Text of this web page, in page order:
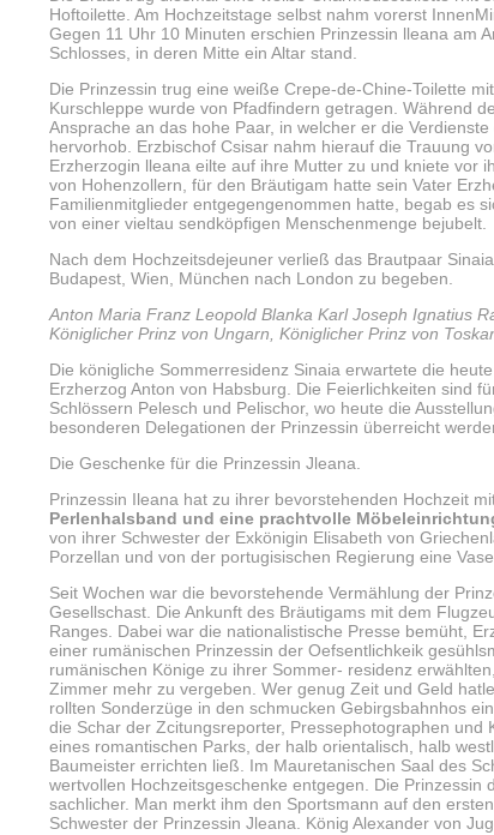
Hoftoilette. Am Hochzeitstage selbst nahm vorerst
Gegen 11 Uhr 10 Minuten erschien Prinzessin lleana am
Schlosses, in deren Mitte ein Altar stand.
Die Prinzessin trug eine weiße Crepe-de-Chine-Toilette
Kurschleppe wurde von Pfadfindern getragen. Während
Ansprache an das hohe Paar, in welcher er die
hervorhob. Erzbischof Csisar nahm hierauf die Trauung
Erzherzogin lleana eilte auf ihre Mutter zu und kniete vor
von Hohenzollern, für den Bräutigam hatte sein Vater
Familienmitglieder entgegengenommen hatte, begab es
von einer vieltau­ sendköpfigen Menschenmenge bejubelt.
Nach dem Hochzeitsdejeuner verließ das Brautpaar
Budapest, Wien, München nach London zu begeben.
Anton Maria Franz Leopold Blanka Karl Joseph Ignatius
Königlicher Prinz von Ungarn, Königlicher Prinz von
Die königliche Sommerresidenz Sinaia erwartete die
Erzherzog Anton von Habsburg. Die Feierlichkeiten sind
Schlössern Pelesch und Pelischor, wo heute die
besonderen Delegationen der Prinzessin überreicht
Die Geschenke für die Prinzessin Jleana.
Prinzessin Ileana hat zu ihrer bevorstehenden Hochzeit
Perlenhalsband und eine prachtvolle
von ihrer Schwester der Exkönigin Elisabeth von
Porzellan und von der portugisischen Regierung eine
Seit Wochen war die bevorstehende Vermählung der
Gesellschast. Die Ankunft des Bräutigams mit dem
Ranges. Dabei war die nationalistische Presse bemüht,
einer rumänischen Prinzessin der Oefsentlichkeik
rumänischen Könige zu ihrer Sommer- residenz
Zimmer mehr zu vergeben. Wer genug Zeit und Geld
rollten Sonderzüge in den schmucken Gebirgsbahnhos
die Schar der Zcitungsreporter, Pressephotographen
eines romantischen Parks, der halb orientalisch, halb
Baumeister errichten ließ. Im Mauretanischen Saal des
wertvollen Hochzeitsgeschenke entgegen. Die
sachlicher. Man merkt ihm den Sportsmann auf den
Schwester der Prinzessin Jleana. König Alexander von